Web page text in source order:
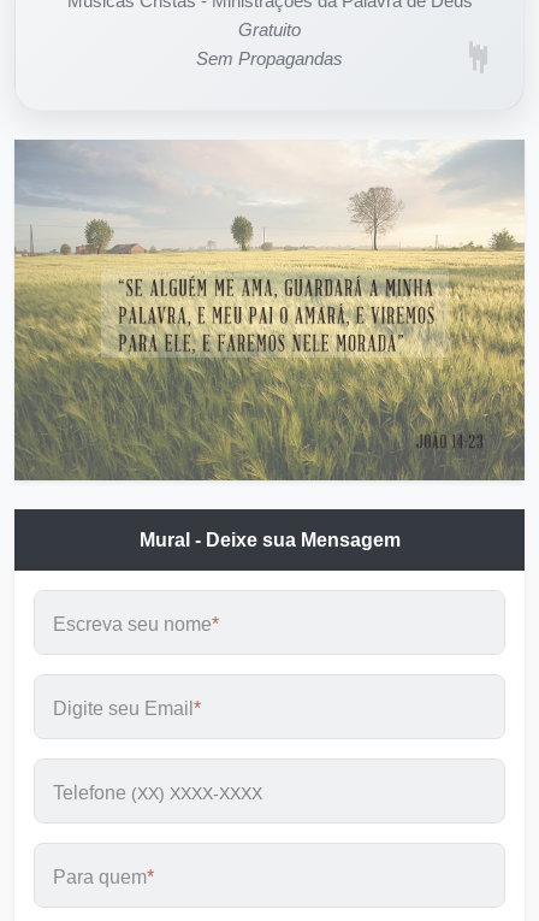
Músicas Cristãs - Ministrações da Palavra de Deus
Gratuito
Mural - Deixe sua Mensagem
Escreva seu nome*
Digite seu Email*
Telefone(XX) XXXX-XXXX